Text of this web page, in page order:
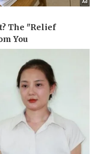
Tin Công nghệ
Trải nghiệm
Chuyển đổi số